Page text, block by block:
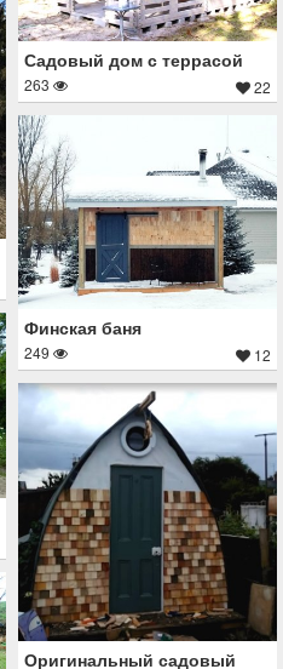
Садовый дом с террасой
263 22
Финская баня
249 12
Оригинальный садовый